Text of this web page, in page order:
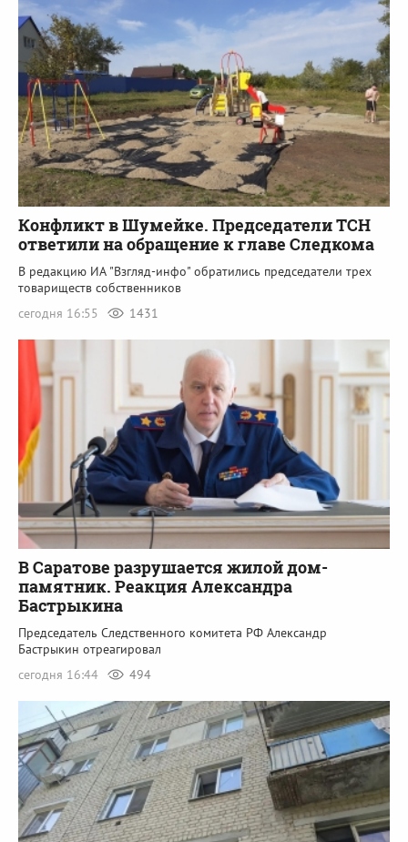
Конфликт в Шумейке. Председатели ТСН
ответили на обращение к главе Следкома
В редакцию ИА "Взгляд-инфо" обратились председатели трех
товариществ собственников
сегодня 16:55
1431
В Саратове разрушается жилой дом-
памятник. Реакция Александра
Бастрыкина
Председатель Следственного комитета РФ Александр
Бастрыкин отреагировал
сегодня 16:44
494